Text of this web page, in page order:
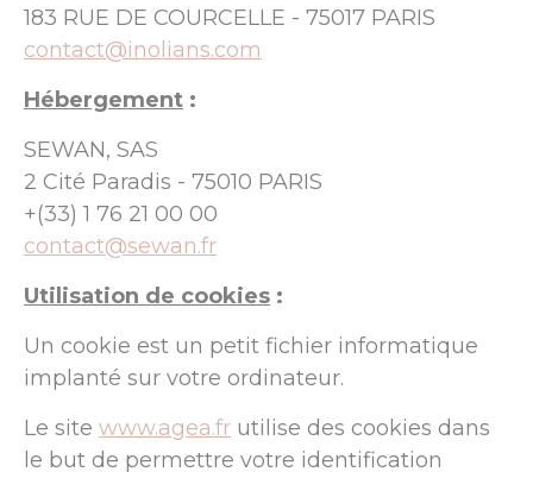
183 RUE DE COURCELLE - 75017 PARIS
contact@inolians.com
Hébergement :
SEWAN, SAS
2 Cité Paradis - 75010 PARIS
+(33) 1 76 21 00 00
contact@sewan.fr
Utilisation de cookies :
Un cookie est un petit fichier informatique
implanté sur votre ordinateur.
Le site www.agea.fr utilise des cookies dans
le but de permettre votre identification